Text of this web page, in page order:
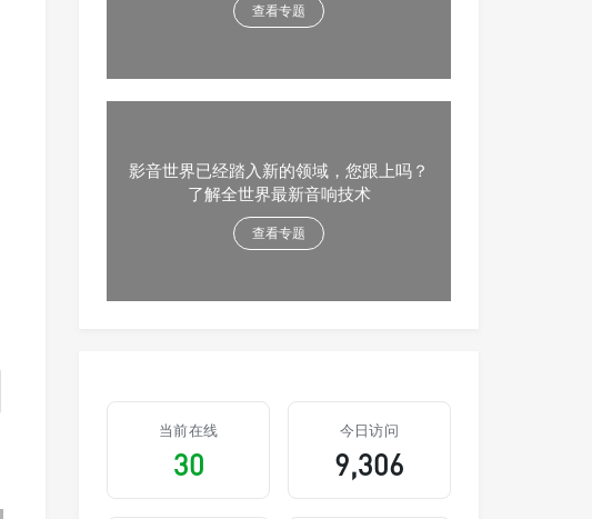
查看专题
影音世界已经踏入新的领域，您跟上吗？
了解全世界最新音响技术
查看专题
当前在线
30
今日访问
9,306